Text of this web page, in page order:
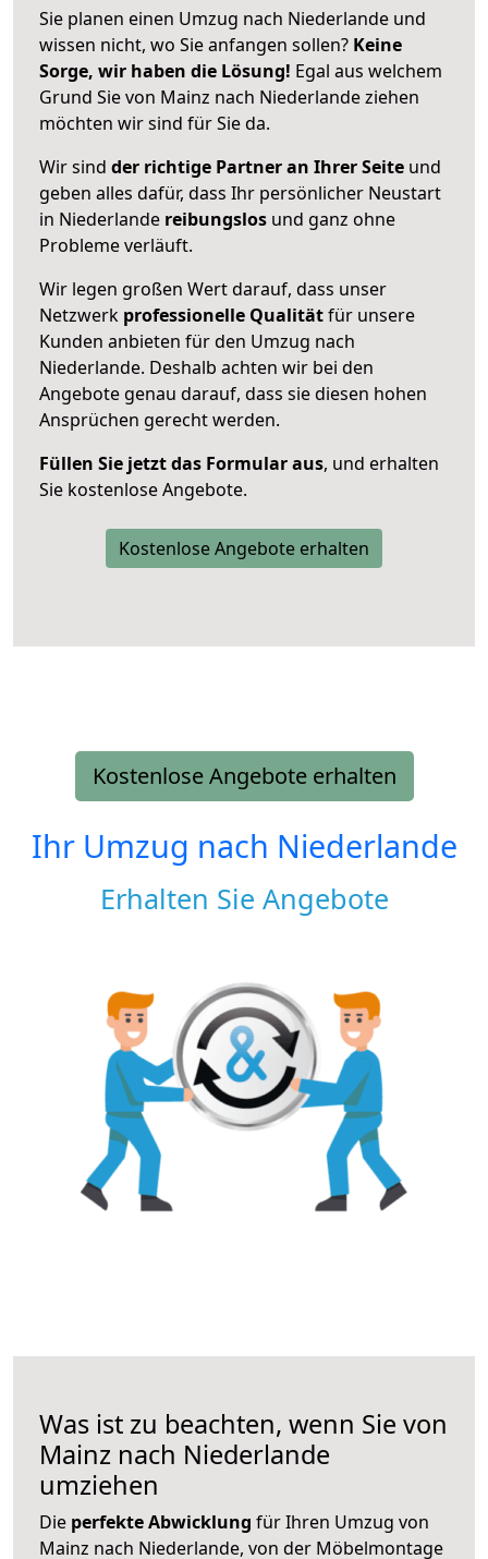
Sie planen einen Umzug nach Niederlande und
wissen nicht, wo Sie anfangen sollen? Keine
Sorge, wir haben die Lösung! Egal aus welchem
Grund Sie von Mainz nach Niederlande ziehen
möchten wir sind für Sie da.
Wir sind der richtige Partner an Ihrer Seite und
geben alles dafür, dass Ihr persönlicher Neustart
in Niederlande reibungslos und ganz ohne
Probleme verläuft.
Wir legen großen Wert darauf, dass unser
Netzwerk professionelle Qualitätfür unsere
Kunden anbieten für den Umzug nach
Niederlande. Deshalb achten wir bei den
Angebote genau darauf, dass sie diesen hohen
Ansprüchen gerecht werden.
Füllen Sie jetzt das Formular aus, und erhalten
Sie kostenlose Angebote.
Kostenlose Angebote erhalten
Kostenlose Angebote erhalten
Ihr Umzug nach Niederlande
Erhalten Sie Angebote
Was ist zu beachten, wenn Sie von
Mainz nach Niederlande
umziehen
Die perfekte Abwicklung für Ihren Umzug von
Mainz nach Niederlande, von der Möbelmontage